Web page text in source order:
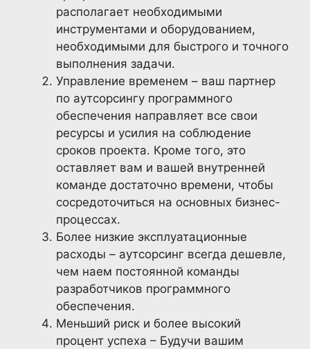
располагает необходимыми
инструментами и оборудованием,
необходимыми для быстрого и точного
выполнения задачи.
Управление временем – ваш партнер
по аутсорсингу программного
обеспечения направляет все свои
ресурсы и усилия на соблюдение
сроков проекта. Кроме того, это
оставляет вам и вашей внутренней
команде достаточно времени, чтобы
сосредоточиться на основных бизнес-
процессах.
Более низкие эксплуатационные
расходы – аутсорсинг всегда дешевле,
чем наем постоянной команды
разработчиков программного
обеспечения.
Меньший риск и более высокий
процент успеха – Будучи вашим